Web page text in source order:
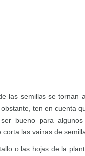
las semillas se tornan
obstante, ten en cuenta
bueno para
corta las vainas de
o las hojas de la